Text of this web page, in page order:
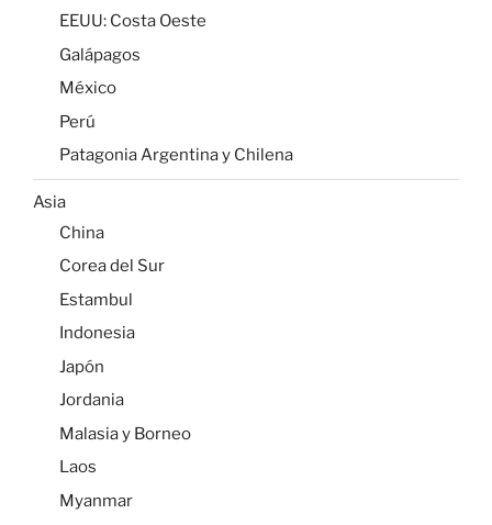
EEUU: Costa Oeste
Galápagos
México
Perú
Patagonia Argentina y Chilena
Asia
China
Corea del Sur
Estambul
Indonesia
Japón
Jordania
Malasia y Borneo
Laos
Myanmar